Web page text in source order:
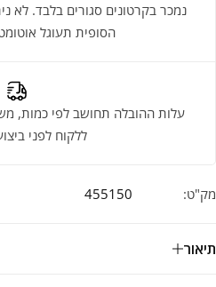
נמכר בקרטונים סגורים בלבד. לא
הסופית תעוגל
עלות ההובלה תחושב לפי כמות,
ללקוח לפני
מק"ט: 455150
תיאור